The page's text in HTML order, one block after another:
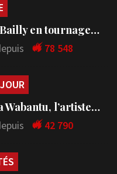
Bailly en tournage…
78 548
Wabantu, l’artiste…
42 790